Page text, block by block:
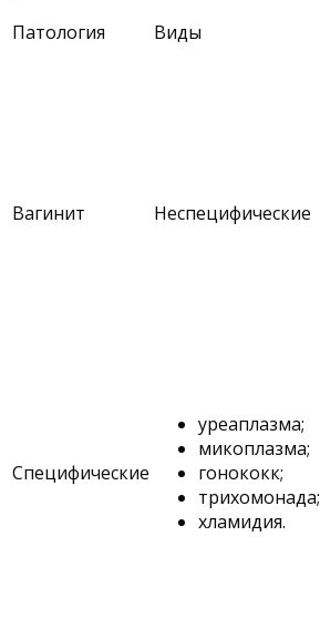
Патология
Виды
Вагинит Неспецифические
Специфические
уреаплазма;
микоплазма;
гонококк;
трихомонада;
хламидия.